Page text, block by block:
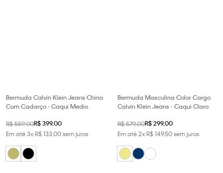
Bermuda Calvin Klein Jeans Chino
Com Cadarço - Caqui Medio
R$559,00R$399,00
Em até3xR$13300sem juros
Bermuda Masculina Color Cargo
Calvin Klein Jeans - Caqui Claro
R$579,00R$299,00
Em até2xR$149,50sem juros